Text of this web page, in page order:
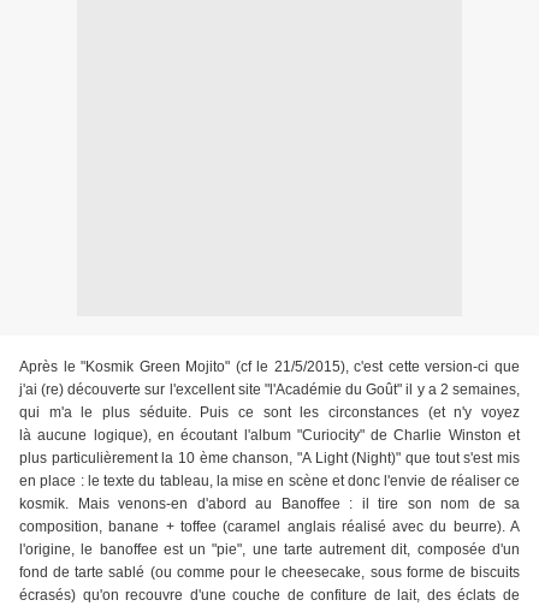
Après le "Kosmik Green Mojito" (cf le 21/5/2015), c'est cette version-ci que
j'ai (re) découverte sur l'excellent site "l'Académie du Goût" il y a 2 semaines,
qui m'a le plus séduite. Puis ce sont les circonstances (et n'y voyez
là aucune logique), en écoutant l'album "Curiocity" de Charlie Winston et
plus particulièrement la 10 ème chanson, "A Light (Night)" que tout s'est mis
en place : le texte du tableau, la mise en scène et donc l'envie de réaliser ce
kosmik. Mais venons-en d'abord au Banoffee : il tire son nom de sa
composition, banane + toffee (caramel anglais réalisé avec du beurre). A
l'origine, le banoffee est un "pie", une tarte autrement dit, composée d'un
fond de tarte sablé (ou comme pour le cheesecake, sous forme de biscuits
écrasés) qu'on recouvre d'une couche de confiture de lait, des éclats de